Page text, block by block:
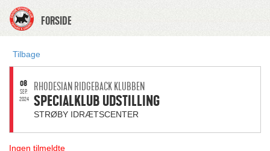
FORSIDE
Tilbage
08
SEP.
2024
RHODESIAN RIDGEBACK KLUBBEN
SPECIALKLUB UDSTILLING
STRØBY IDRÆTSCENTER
Ingen tilmeldte